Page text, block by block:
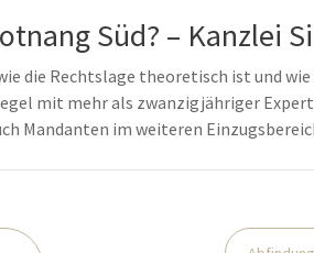
Süd? – Kanzlei
die Rechtslage theoretisch ist und
mit mehr als zwanzigjähriger
Mandanten im weiteren